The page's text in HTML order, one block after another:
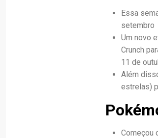
Essa
setembro
Um novo
Crunch
11 de
Além
estrelas)
Começou